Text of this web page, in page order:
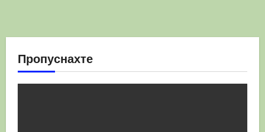
Пропуснахте